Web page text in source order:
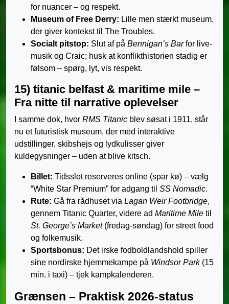
for nuancer – og respekt.
Museum of Free Derry: Lille men stærkt museum,
der giver kontekst til The Troubles.
Socialt pitstop: Slut af på Bennigan’s Barfor live-
musik og Craic; husk at konflikthistorien stadig er
følsom – spørg, lyt, vis respekt.
15) titanic belfast & maritime mile –
Fra nitte til narrative oplevelser
I samme dok, hvor RMS Titanic blev søsat i 1911, står
nu et futuristisk museum, der med interaktive
udstillinger, skibshejs og lydkulisser giver
kuldegysninger – uden at blive kitsch.
Billet: Tidsslot reserveres online (spar kø) – vælg
“White Star Premium” for adgang til SS Nomadic.
Rute: Gå fra rådhuset via Lagan Weir Footbridge,
gennem Titanic Quarter, videre ad Maritime Mile til
St. George’s Market(fredag-søndag) for street food
og folkemusik.
Sportsbonus: Det irske fodboldlandshold spiller
sine nordirske hjemmekampe på Windsor Park(15
min. i taxi) – tjek kampkalenderen.
Grænsen – Praktisk 2026-status